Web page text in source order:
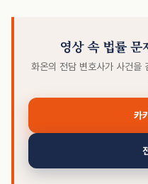
영상 속 법률 문
화온의 전담 변호사가 사건을
카